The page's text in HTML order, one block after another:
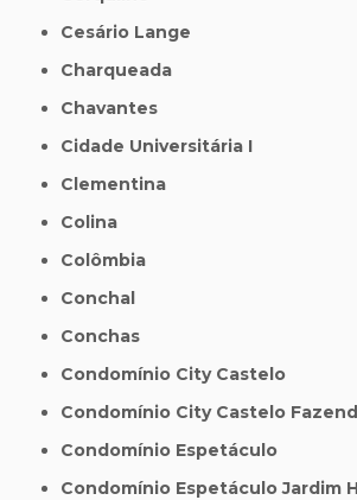
Cesário Lange
Charqueada
Chavantes
Cidade Universitária I
Clementina
Colina
Colômbia
Conchal
Conchas
Condomínio City Castelo
Condomínio City Castelo
Condomínio Espetáculo
Condomínio Espetáculo Jardim